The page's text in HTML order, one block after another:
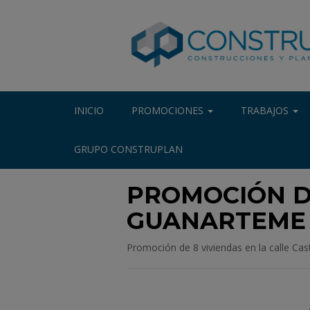
INICIO PROMOCIONES TRABAJOS
GRUPO CONSTRUPLAN
PROMOCIÓN
Promoción de 8 viviendas en la calle